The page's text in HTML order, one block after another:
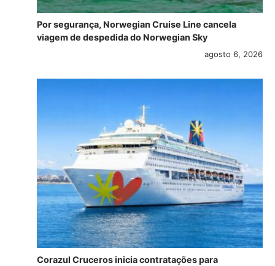
Por segurança, Norwegian Cruise Line cancela
viagem de despedida do Norwegian Sky
agosto 6, 2026
Corazul Cruceros inicia contratações para